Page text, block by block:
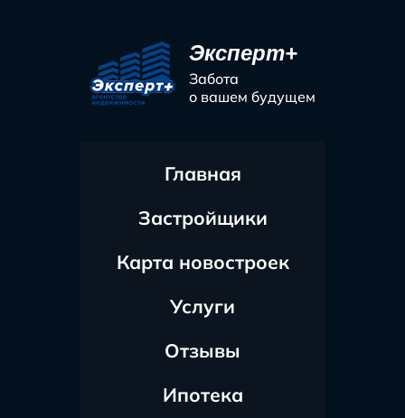
Эксперт+
Забота
о вашем будущем
Главная
Застройщики
Карта новостроек
Услуги
Отзывы
Ипотека